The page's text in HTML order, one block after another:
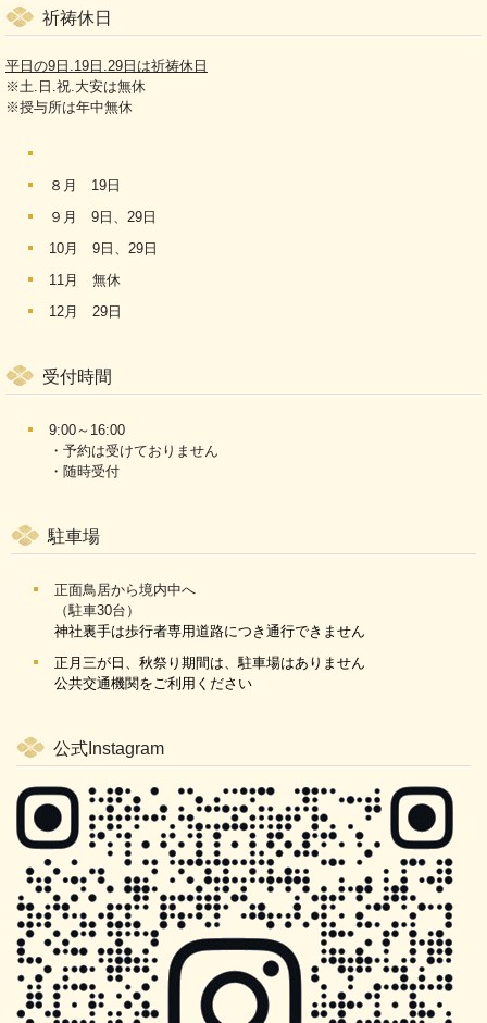
祈祷休日
平日の9日.19日.29日は祈祷休日
※土.日.祝.大安は無休
※授与所は年中無休
８月 19日
９月 9日、29日
10月 9日、29日
11月 無休
12月 29日
受付時間
9:00～16:00
・予約は受けておりません
・随時受付
駐車場
正面鳥居から境内中へ
（駐車30台）
神社裏手は歩行者専用道路につき通行できません
正月三が日、秋祭り期間は、駐車場はありません
公共交通機関をご利用ください
公式Instagram